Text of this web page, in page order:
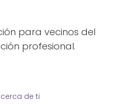
para vecinos del
profesional.
de ti